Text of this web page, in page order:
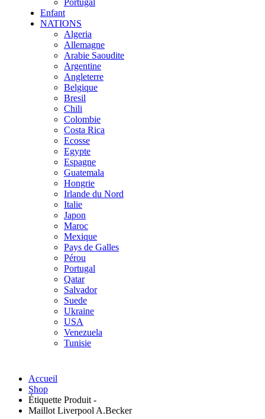
Portugal
Enfant
NATIONS
Algeria
Allemagne
Arabie Saoudite
Argentine
Angleterre
Belgique
Bresil
Chili
Colombie
Costa Rica
Ecosse
Egypte
Espagne
Guatemala
Hongrie
Irlande du Nord
Italie
Japon
Maroc
Mexique
Pays de Galles
Pérou
Portugal
Qatar
Salvador
Suede
Ukraine
USA
Venezuela
Tunisie
Accueil
Shop
Étiquette Produit -
Maillot Liverpool A.Becker